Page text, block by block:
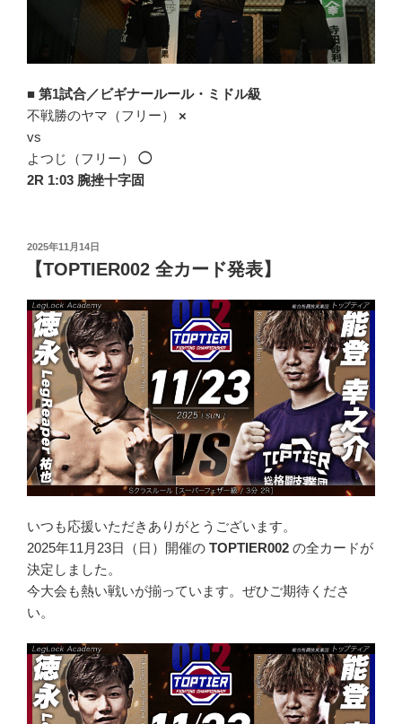
■ 第1試合／ビギナールール・ミドル級
不戦勝のヤマ（フリー） ×
vs
よつじ（フリー） ◯
2R 1:03 腕挫十字固
投
日:
2025年11月14日
【TOPTIER002 全カード発表】
いつも応援いただきありがとうございます。
2025年11月23日（日）開催の TOPTIER002 の全カードが
決定しました。
今大会も熱い戦いが揃っています。ぜひご期待くださ
い。